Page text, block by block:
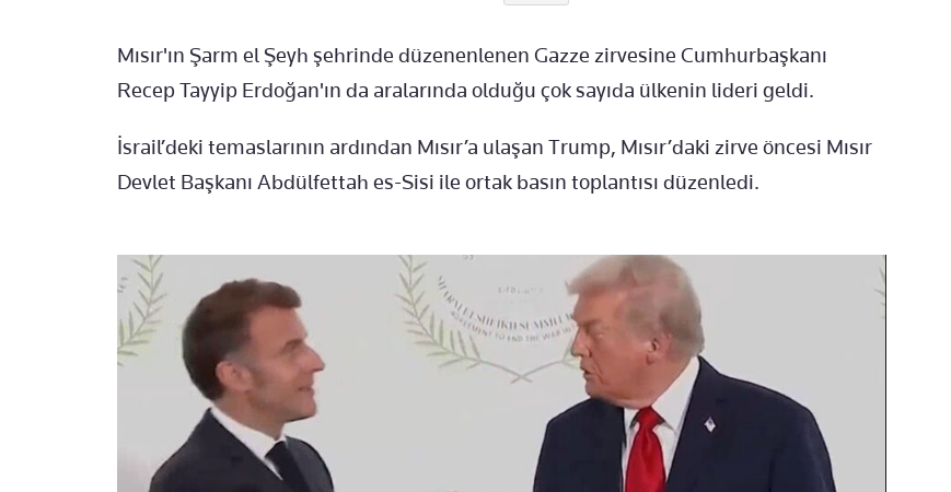
Mısır'ın Şarm el Şeyh şehrinde düzenenlenen Gazze zirvesine Cumhurbaşkanı
Recep Tayyip Erdoğan'ın da aralarında olduğu çok sayıda ülkenin lideri geldi.
İsrail’deki temaslarının ardından Mısır’a ulaşan Trump, Mısır’daki zirve öncesi Mısır
Devlet Başkanı Abdülfettah es-Sisi ile ortak basın toplantısı düzenledi.